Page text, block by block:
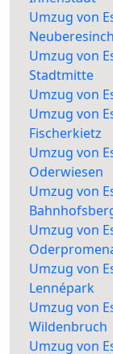
Umzug von
Umzug von
Stadtmitte
Umzug von
Umzug von
Fischerkietz
Umzug von
Oderwiesen
Umzug von
Umzug von
Umzug von
Lennépark
Umzug von
Wildenbruch
Umzug von